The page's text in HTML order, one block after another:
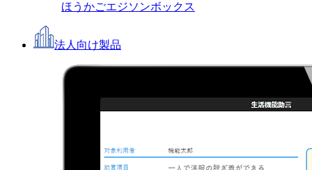
ほうかごエジソンボックス
法人向け製品